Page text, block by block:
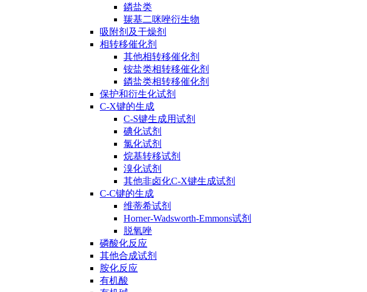
鏻盐类
羰基二咪唑衍生物
吸附剂及干燥剂
相转移催化剂
其他相转移催化剂
铵盐类相转移催化剂
鏻盐类相转移催化剂
保护和衍生化试剂
C-X键的生成
C-S键生成用试剂
碘化试剂
氯化试剂
烷基转移试剂
溴化试剂
其他非卤化C-X键生成试剂
C-C键的生成
维蒂希试剂
Horner-Wadsworth-Emmons试剂
脱氧唑
磷酸化反应
其他合成试剂
胺化反应
有机酸